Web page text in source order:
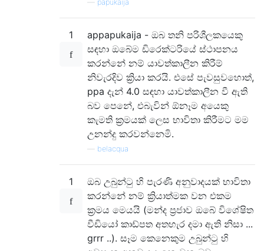
papukaija
1
appapukaija - ඔබ තනි පරිශීලකයෙකු
සඳහා ඔබේම ඩිරෙක්ටරියේ ස්ථාපනය
කරන්නේ නම් යාවත්කාලීන කිරීම්
නිවැරදිව ක්‍රියා කරයි. එසේ පැවසුවහොත්,
ppa දැන් 4.0 සඳහා යාවත්කාලීන වී ඇති
බව පෙනේ, එබැවින් ඕනෑම අයෙකු
කැමති ක්‍රමයක් ලෙස භාවිතා කිරීමට මම
උනන්දු කරවන්නෙමි.
belacqua
1
ඔබ උබුන්ටු හි පැරණි අනුවාදයක් භාවිතා
කරන්නේ නම් ක්‍රියාත්මක වන එකම
ක්‍රමය මෙයයි (මන්ද ප්‍රජාව ඔබේ විශේෂිත
වීඩියෝ කාඩ්පත අතහැර දමා ඇති නිසා ...
grrr ..). සෑම කෙනෙකුම උබුන්ටු හි